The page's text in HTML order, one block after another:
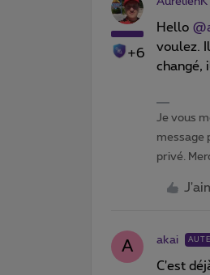
+6
Hello ​
voulez.
changé,
Je vous
message
privé.
A akai
C'est